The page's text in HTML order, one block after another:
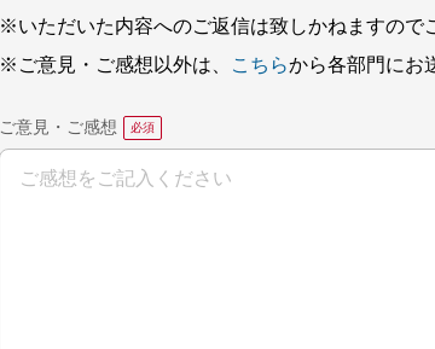
※いただいた内容へのご返信は致しかねますので
※ご意見・ご感想以外は、
こちらから各部門にお
ご意見・ご感想